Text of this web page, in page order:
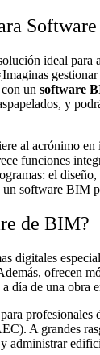
ideal para
gestionar
un software
y
al acrónimo en
funciones
el
software BIM
de BIM?
digitales
ofrecen
día de una obra
profesionales
A grandes
administrar